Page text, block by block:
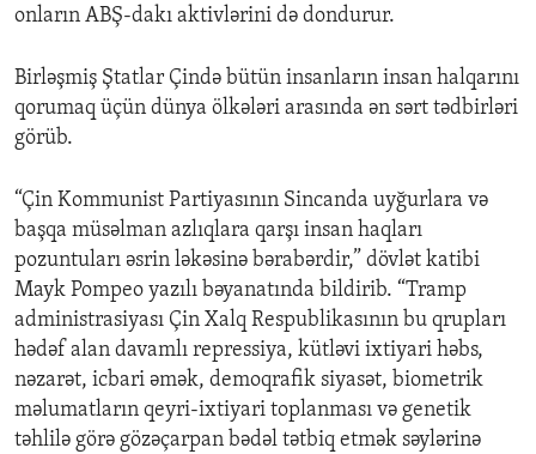
onların ABŞ-dakı aktivlərini də dondurur.
Birləşmiş Ştatlar Çində bütün insanların insan halqarını
qorumaq üçün dünya ölkələri arasında ən sərt tədbirləri
görüb.
“Çin Kommunist Partiyasının Sincanda uyğurlara və
başqa müsəlman azlıqlara qarşı insan haqları
pozuntuları əsrin ləkəsinə bərabərdir,” dövlət katibi
Mayk Pompeo yazılı bəyanatında bildirib. “Tramp
administrasiyası Çin Xalq Respublikasının bu qrupları
hədəf alan davamlı repressiya, kütləvi ixtiyari həbs,
nəzarət, icbari əmək, demoqrafik siyasət, biometrik
məlumatların qeyri-ixtiyari toplanması və genetik
təhlilə görə gözəçarpan bədəl tətbiq etmək səylərinə